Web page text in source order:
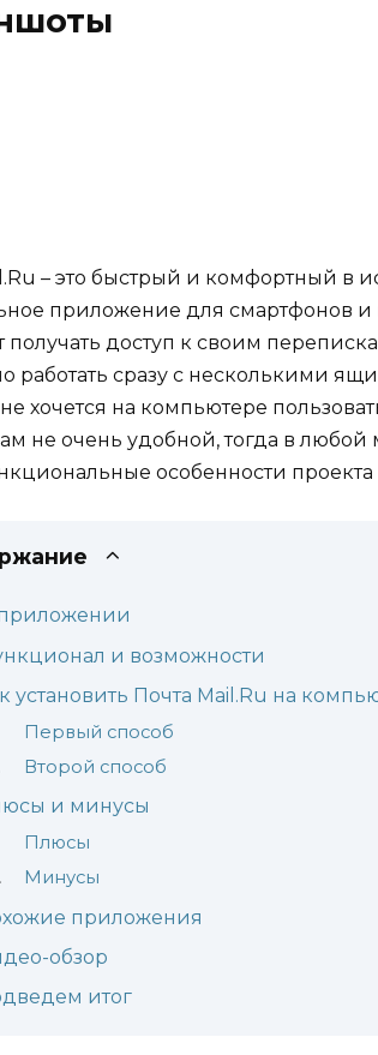
– это быстрый и комфортный в
приложение для смартфонов и
получать доступ к своим
работать сразу с несколькими
хочется на компьютере
не очень удобной, тогда в любой
особенности проекта
и возможности
установить Почта Mail.Ru на
Первый способ
Второй способ
и минусы
Плюсы
Минусы
приложения
обзор
итог